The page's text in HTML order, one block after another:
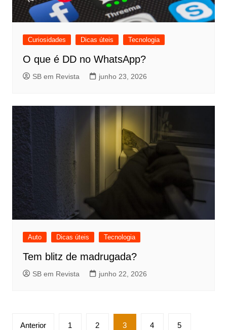
Curiosidades Dicas úteis Tecnologia
O que é DD no WhatsApp?
SB em Revista junho 23, 2026
Auto Dicas úteis Tecnologia
Tem blitz de madrugada?
SB em Revista junho 22, 2026
Paginação
Anterior 1 2 3 4 5